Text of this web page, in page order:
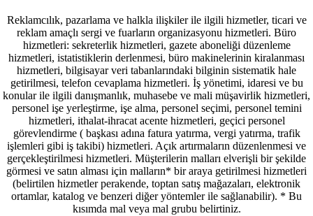
Reklamcılık, pazarlama ve halkla ilişkiler ile ilgili hizmetler, ticari ve
reklam amaçlı sergi ve fuarların organizasyonu hizmetleri. Büro
hizmetleri: sekreterlik hizmetleri, gazete aboneliği düzenleme
hizmetleri, istatistiklerin derlenmesi, büro makinelerinin kiralanması
hizmetleri, bilgisayar veri tabanlarındaki bilginin sistematik hale
getirilmesi, telefon cevaplama hizmetleri. İş yönetimi, idaresi ve bu
konular ile ilgili danışmanlık, muhasebe ve mali müşavirlik hizmetleri,
personel işe yerleştirme, işe alma, personel seçimi, personel temini
hizmetleri, ithalat-ihracat acente hizmetleri, geçici personel
görevlendirme ( başkası adına fatura yatırma, vergi yatırma, trafik
işlemleri gibi iş takibi) hizmetleri. Açık artırmaların düzenlenmesi ve
gerçekleştirilmesi hizmetleri. Müşterilerin malları elverişli bir şekilde
görmesi ve satın alması için malların* bir araya getirilmesi hizmetleri
(belirtilen hizmetler perakende, toptan satış mağazaları, elektronik
ortamlar, katalog ve benzeri diğer yöntemler ile sağlanabilir). * Bu
kısımda mal veya mal grubu belirtiniz.